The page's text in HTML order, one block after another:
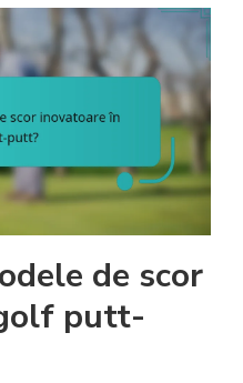
de scor
putt-